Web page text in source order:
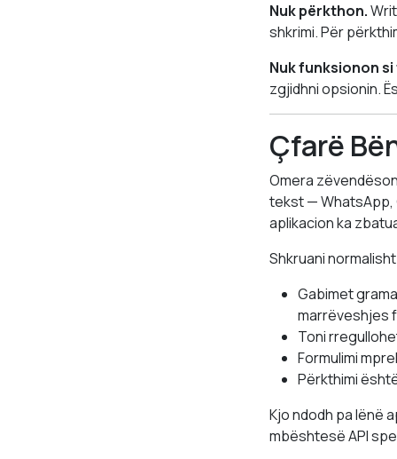
Nuk përkthon.
shkrimi. Për
Nuk funksionon
zgjidhni opsionin.
Çfarë
Omera
tekst — WhatsApp,
aplikacion ka
Shkruani
Gabimet
marrëveshjes
Toni
Formulimi
Përkthimi
Kjo ndodh pa lënë
mbështesë API